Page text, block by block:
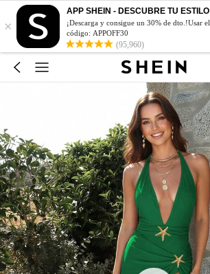
×
APP SHEIN - DESCUBRE TU ESTILO
¡Descarga y consigue un 30% de dto.!Usar el
código: APPOFF30
(95,960)